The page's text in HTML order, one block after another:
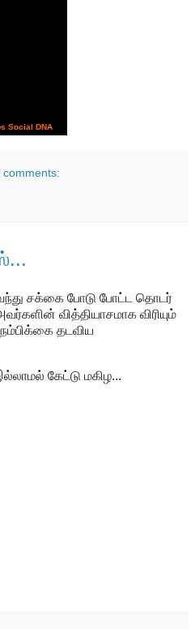
Social DNA
comments:
சக்கை போடு போட்ட தொடர்
வித்தியாசமாக விரியும்
தடவிய
கேட்டு மகிழ...